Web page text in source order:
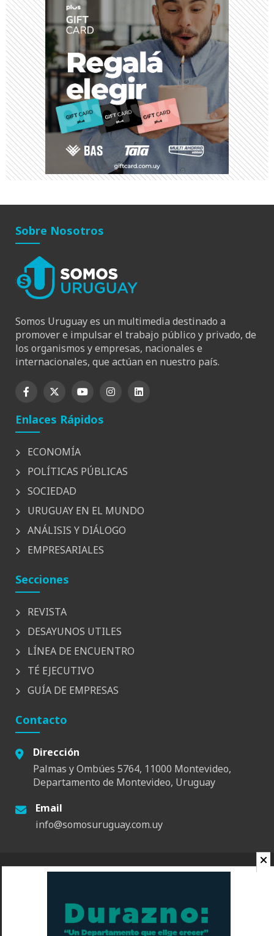
Sobre Nosotros
Somos Uruguay es un multimedia destinado a
promover e impulsar el trabajo público y privado, de
los organismos y empresas, nacionales e
internacionales, que actúan en nuestro país.
Enlaces Rápidos
ECONOMÍA
POLÍTICAS PÚBLICAS
SOCIEDAD
URUGUAY EN EL MUNDO
ANÁLISIS Y DIÁLOGO
EMPRESARIALES
Secciones
REVISTA
DESAYUNOS UTILES
LÍNEA DE ENCUENTRO
TÉ EJECUTIVO
GUÍA DE EMPRESAS
Contacto
Dirección
Palmas y Ombúes 5764, 11000 Montevideo,
Departamento de Montevideo, Uruguay
Email
info@somosuruguay.com.uy
© 2026 Somos Uruguay. Todos los derechos reservados.